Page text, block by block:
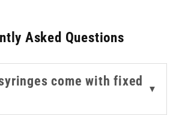
medications in small volumes.
use, thesesyringesmeet hygiene
suited to both clinical and home
Asked Questions
come with fixed
▼